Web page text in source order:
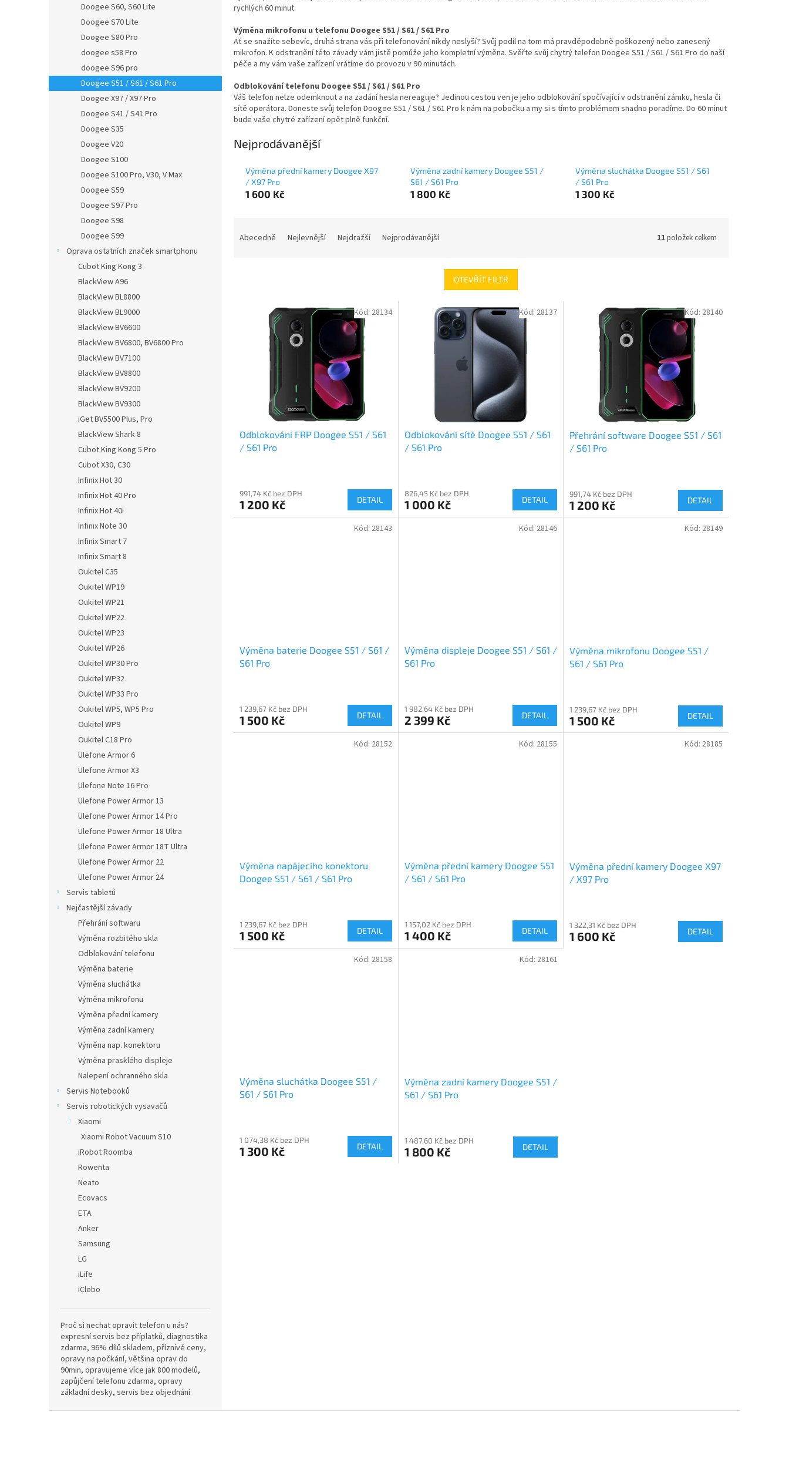
Doogee S60, S60 Lite
Doogee S70 Lite
Doogee S80 Pro
doogee s58 Pro
doogee S96 pro
Doogee S51 / S61 / S61 Pro
Doogee X97 / X97 Pro
Doogee S41 / S41 Pro
Doogee S35
Doogee V20
Doogee S100
Doogee S100 Pro, V30, V Max
Doogee S59
Doogee S97 Pro
Doogee S98
Doogee S99
Oprava ostatních značek smartphonu
Cubot King Kong 3
BlackView A96
BlackView BL8800
BlackView BL9000
BlackView BV6600
BlackView BV6800, BV6800 Pro
BlackView BV7100
BlackView BV8800
BlackView BV9200
BlackView BV9300
iGet BV5500 Plus, Pro
BlackView Shark 8
Cubot King Kong 5 Pro
Cubot X30, C30
Infinix Hot 30
Infinix Hot 40 Pro
Infinix Hot 40i
Infinix Note 30
Infinix Smart 7
Infinix Smart 8
Oukitel C35
Oukitel WP19
Oukitel WP21
Oukitel WP22
Oukitel WP23
Oukitel WP26
Oukitel WP30 Pro
Oukitel WP32
Oukitel WP33 Pro
Oukitel WP5, WP5 Pro
Oukitel WP9
Oukitel C18 Pro
Ulefone Armor 6
Ulefone Armor X3
Ulefone Note 16 Pro
Ulefone Power Armor 13
Ulefone Power Armor 14 Pro
Ulefone Power Armor 18 Ultra
Ulefone Power Armor 18T Ultra
Ulefone Power Armor 22
Ulefone Power Armor 24
Servis tabletů
Nejčastější závady
Přehrání softwaru
Výměna rozbitého skla
Odblokování telefonu
Výměna baterie
Výměna sluchátka
Výměna mikrofonu
Výměna přední kamery
Výměna zadní kamery
Výměna nap. konektoru
Výměna prasklého displeje
Nalepení ochranného skla
Servis Notebooků
Servis robotických vysavačů
Xiaomi
Xiaomi Robot Vacuum S10
iRobot Roomba
Rowenta
Neato
Ecovacs
ETA
Anker
Samsung
LG
iLife
iClebo
Proč si nechat opravit telefon u nás?
expresní servis bez příplatků, diagnostika
zdarma, 96% dílů skladem, příznivé ceny,
opravy na počkání, většina oprav do
90min, opravujeme více jak 800 modelů,
zapůjčení telefonu zdarma, opravy
základní desky, servis bez objednání
rychlých 60 minut.
Výměna mikrofonu u telefonu Doogee S51 / S61 / S61 Pro
Ať se snažíte sebevíc, druhá strana vás při telefonování nikdy neslyší? Svůj podíl na tom má pravděpodobně poškozený nebo zanesený
mikrofon. K odstranění této závady vám jistě pomůže jeho kompletní výměna. Svěřte svůj chytrý telefon Doogee S51 / S61 / S61 Pro do naší
péče a my vám vaše zařízení vrátíme do provozu v 90 minutách.
Odblokování telefonu Doogee S51 / S61 / S61 Pro
Váš telefon nelze odemknout a na zadání hesla nereaguje? Jedinou cestou ven je jeho odblokování spočívající v odstranění zámku, hesla či
sítě operátora. Doneste svůj telefon Doogee S51 / S61 / S61 Pro k nám na pobočku a my si s tímto problémem snadno poradíme. Do 60 minut
bude vaše chytré zařízení opět plně funkční.
Nejprodávanější
Výměna přední kamery Doogee X97
/ X97 Pro
1 600 Kč
Výměna zadní kamery Doogee S51 /
S61 / S61 Pro
1 800 Kč
Výměna sluchátka Doogee S51 / S61
/ S61 Pro
1 300 Kč
Abecedně Nejlevnější Nejdražší Nejprodávanější 11 položek celkem
OTEVŘÍT FILTR
Odblokování FRP Doogee S51 / S61
/ S61 Pro
991,74 Kč bez DPH
1 200 Kč DETAIL
Kód: 28134
Odblokování sítě Doogee S51 / S61
/ S61 Pro
826,45 Kč bez DPH
1 000 Kč DETAIL
Kód: 28137
Přehrání software Doogee S51 / S61
/ S61 Pro
991,74 Kč bez DPH
1 200 Kč DETAIL
Kód: 28140
Výměna baterie Doogee S51 / S61 /
S61 Pro
1 239,67 Kč bez DPH
1 500 Kč DETAIL
Kód: 28143
Výměna displeje Doogee S51 / S61 /
S61 Pro
1 982,64 Kč bez DPH
2 399 Kč DETAIL
Kód: 28146
Výměna mikrofonu Doogee S51 /
S61 / S61 Pro
1 239,67 Kč bez DPH
1 500 Kč DETAIL
Kód: 28149
Výměna napájecího konektoru
Doogee S51 / S61 / S61 Pro
1 239,67 Kč bez DPH
1 500 Kč DETAIL
Kód: 28152
Výměna přední kamery Doogee S51
/ S61 / S61 Pro
1 157,02 Kč bez DPH
1 400 Kč DETAIL
Kód: 28155
Výměna přední kamery Doogee X97
/ X97 Pro
1 322,31 Kč bez DPH
1 600 Kč DETAIL
Kód: 28185
Výměna sluchátka Doogee S51 /
S61 / S61 Pro
1 074,38 Kč bez DPH
1 300 Kč DETAIL
Kód: 28158
Výměna zadní kamery Doogee S51 /
S61 / S61 Pro
1 487,60 Kč bez DPH
1 800 Kč DETAIL
Kód: 28161